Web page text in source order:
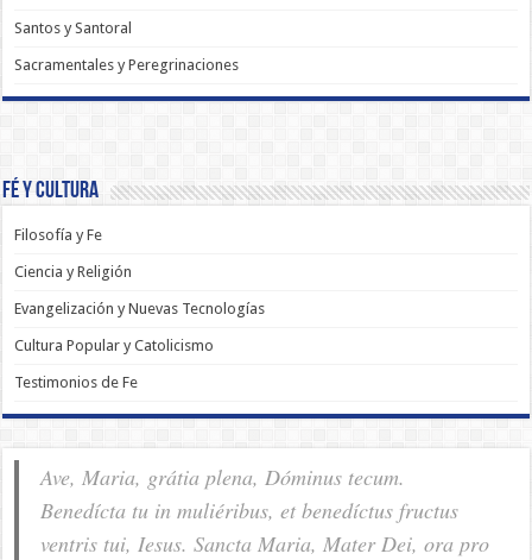
Santos y Santoral
Sacramentales y Peregrinaciones
Fé y Cultura
Filosofía y Fe
Ciencia y Religión
Evangelización y Nuevas Tecnologías
Cultura Popular y Catolicismo
Testimonios de Fe
Ave, Maria, grátia plena, Dóminus tecum.
Benedícta tu in muliéribus, et benedíctus fructus
ventris tui, Iesus. Sancta Maria, Mater Dei, ora pro